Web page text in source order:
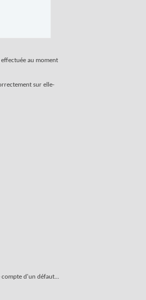
au moment
sur elle-
compte d'un défaut...